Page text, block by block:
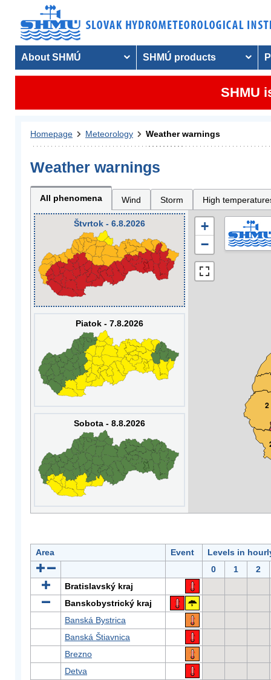
About SHMÚ SHMÚ products
SHMU
Homepage Meteorology Weather warnings
Weather warnings
All phenomena Wind Storm High
Štvrtok - 6.8.2026
Piatok - 7.8.2026
Sobota - 8.8.2026
2
+
−
Area Event
Levels in
0
1
2
Bratislavský kraj
Banskobystrický kraj
Banská Bystrica
Banská Štiavnica
Brezno
Detva